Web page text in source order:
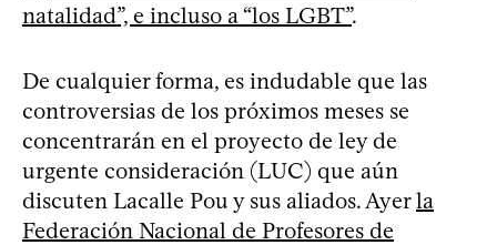
natalidad”, e incluso a “los LGBT”.
De cualquier forma, es indudable que las
controversias de los próximos meses se
concentrarán en el proyecto de ley de
urgente consideración (LUC) que aún
discuten Lacalle Pou y sus aliados. Ayerla
Federación Nacional de Profesores de